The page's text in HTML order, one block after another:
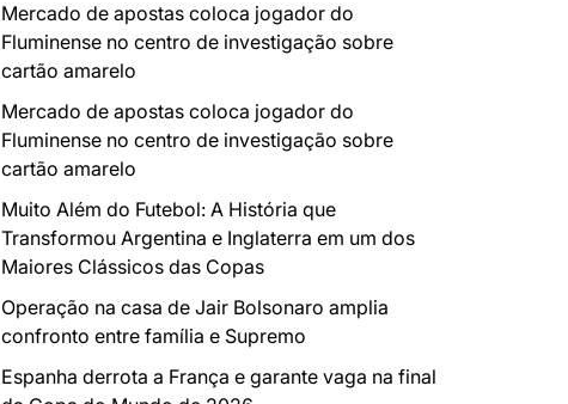
Mercado de apostas coloca jogador do
Fluminense no centro de investigação sobre
cartão amarelo
Mercado de apostas coloca jogador do
Fluminense no centro de investigação sobre
cartão amarelo
Muito Além do Futebol: A História que
Transformou Argentina e Inglaterra em um dos
Maiores Clássicos das Copas
Operação na casa de Jair Bolsonaro amplia
confronto entre família e Supremo
Espanha derrota a França e garante vaga na final